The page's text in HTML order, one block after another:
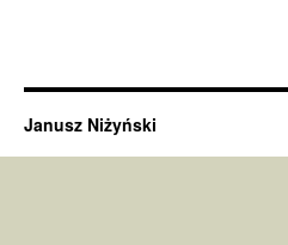
Janusz Niżyński